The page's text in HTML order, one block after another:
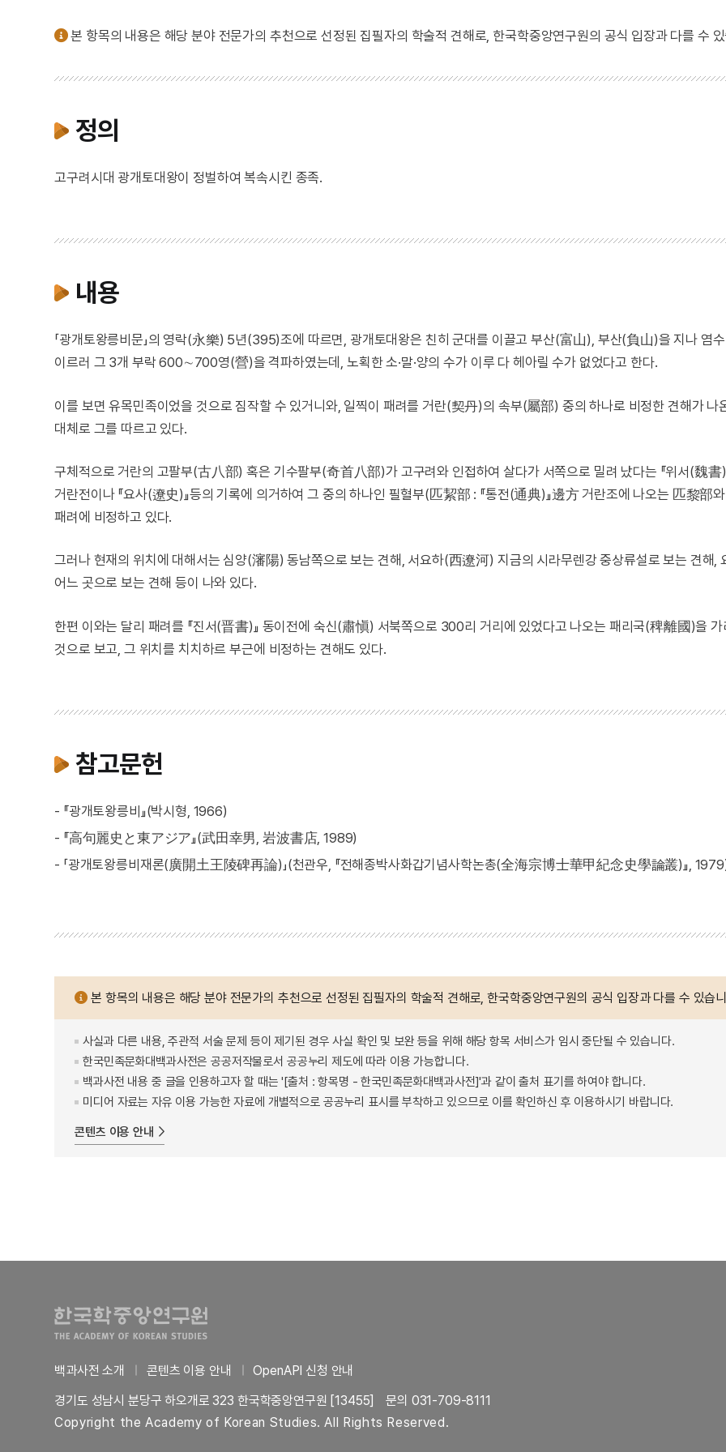
본 항목의 내용은 해당 분야 전문가의 추천으로 선정된 집필자의 학술적 견해로, 한국학중앙연구원의 공식 입장과 다를 수
정의
고구려시대 광개토대왕이 정벌하여 복속시킨 종족.
내용
「광개토왕릉비문」의 영락(永樂) 5년(395)조에 따르면, 광개토대왕은 친히 군대를 이끌고 부산(富山), 부산(負山)을 지나 염
이르러 그 3개 부락 600∼700영(營)을 격파하였는데, 노획한 소·말·양의 수가 이루 다 헤아릴 수가 없었다고 한다.
이를 보면 유목민족이었을 것으로 짐작할 수 있거니와, 일찍이 패려를 거란(契丹)의 속부(屬部) 중의 하나로 비정한 견해가 나
대체로 그를 따르고 있다.
구체적으로 거란의 고팔부(古八部) 혹은 기수팔부(奇首八部)가 고구려와 인접하여 살다가 서쪽으로 밀려 났다는 『위서(魏書)
거란전이나 『요사(遼史)』등의 기록에 의거하여 그 중의 하나인 필혈부(匹絜部 : 『통전(通典)』邊方 거란조에 나오는 匹黎部
패려에 비정하고 있다.
그러나 현재의 위치에 대해서는 심양(瀋陽) 동남쪽으로 보는 견해, 서요하(西遼河) 지금의 시라무렌강 중상류설로 보는 견해,
어느 곳으로 보는 견해 등이 나와 있다.
한편 이와는 달리 패려를 『진서(晋書)』 동이전에 숙신(肅愼) 서북쪽으로 300리 거리에 있었다고 나오는 패리국(稗離國)을 가
것으로 보고, 그 위치를 치치하르 부근에 비정하는 견해도 있다.
참고문헌
- 『광개토왕릉비』(박시형, 1966)
- 『高句麗史と東アジア』(武田幸男, 岩波書店, 1989)
- 「광개토왕릉비재론(廣開土王陵碑再論)」(천관우, 『전해종박사화갑기념사학논총(全海宗博士華甲紀念史學論叢)』,
본 항목의 내용은 해당 분야 전문가의 추천으로 선정된 집필자의 학술적 견해로, 한국학중앙연구원의 공식 입장과 다를 수 있습
사실과 다른 내용, 주관적 서술 문제 등이 제기된 경우 사실 확인 및 보완 등을 위해 해당 항목 서비스가 임시 중단될 수 있습니다.
한국민족문화대백과사전은 공공저작물로서 공공누리 제도에 따라 이용 가능합니다.
백과사전 내용 중 글을 인용하고자 할 때는 '[출처 : 항목명 - 한국민족문화대백과사전]'과 같이 출처 표기를 하여야 합니다.
미디어 자료는 자유 이용 가능한 자료에 개별적으로 공공누리 표시를 부착하고 있으므로 이를 확인하신 후 이용하시기 바랍니다.
콘텐츠 이용 안내
백과사전 소개 콘텐츠 이용 안내
OpenAPI 신청 안내
경기도 성남시 분당구 하오개로 323 한국학중앙연구원 [13455]
문의 031-709-8111
Copyright the Academy of Korean Studies. All Rights Reserved.